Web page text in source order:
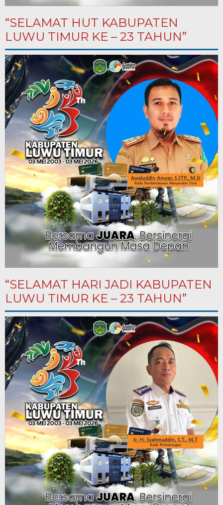
“SELAMAT HUT KABUPATEN
LUWU TIMUR KE – 23 TAHUN”
“SELAMAT HARI JADI KABUPATEN
LUWU TIMUR KE – 23 TAHUN”